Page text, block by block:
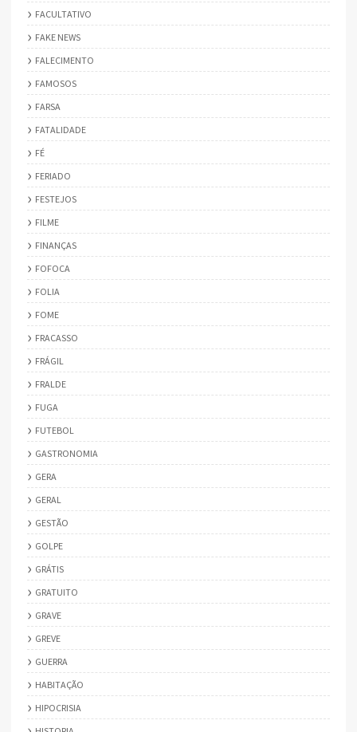
FACULTATIVO
FAKE NEWS
FALECIMENTO
FAMOSOS
FARSA
FATALIDADE
FÉ
FERIADO
FESTEJOS
FILME
FINANÇAS
FOFOCA
FOLIA
FOME
FRACASSO
FRÁGIL
FRALDE
FUGA
FUTEBOL
GASTRONOMIA
GERA
GERAL
GESTÃO
GOLPE
GRÁTIS
GRATUITO
GRAVE
GREVE
GUERRA
HABITAÇÃO
HIPOCRISIA